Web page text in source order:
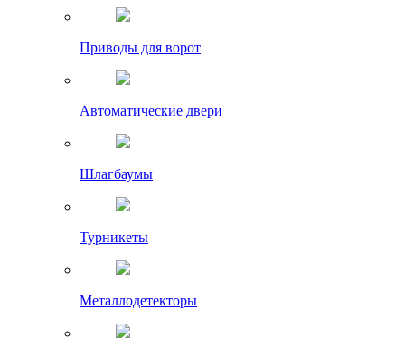
Приводы для ворот
Автоматические двери
Шлагбаумы
Турникеты
Металлодетекторы